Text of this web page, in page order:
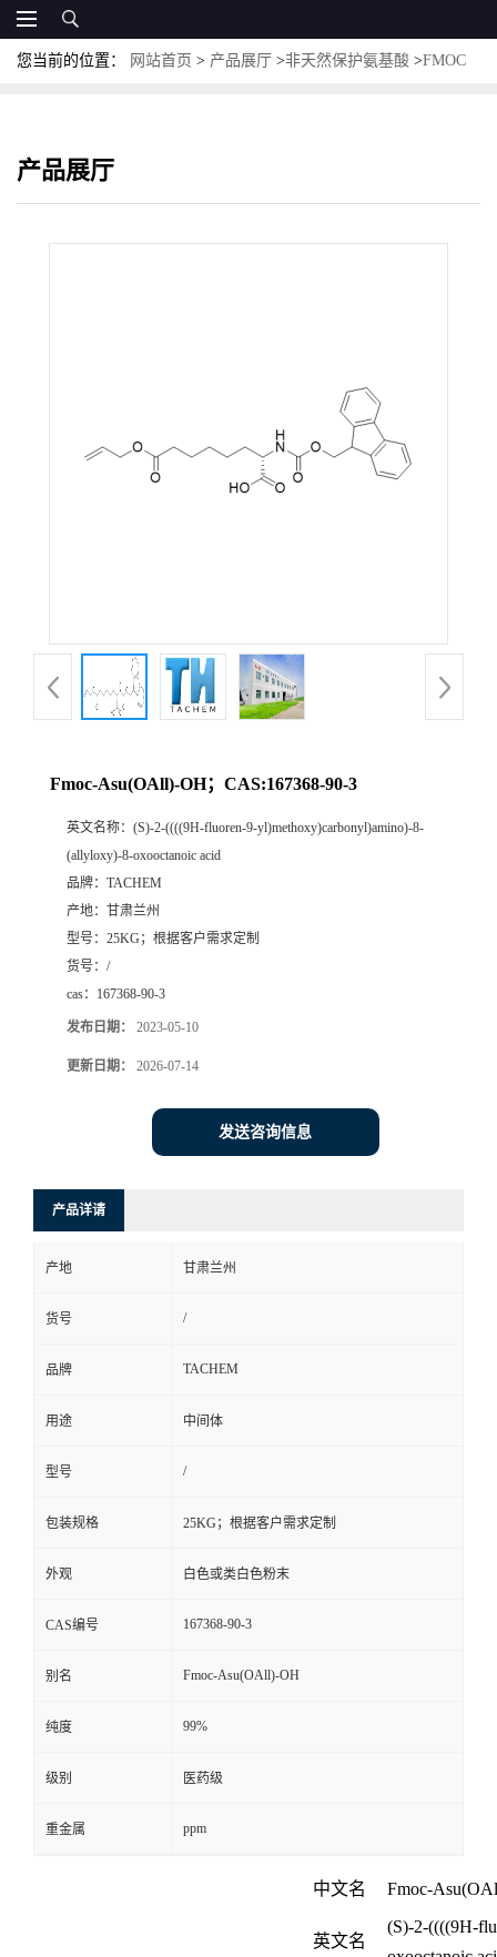
您当前的位置： 网站首页 > 产品展厅 >非天然保护氨基酸 >FMOC
产品展厅
Fmoc-Asu(OAll)-OH；CAS:167368-90-3
英文名称： (S)-2-((((9H-fluoren-9-yl)methoxy)carbonyl)amino)-8-
(allyloxy)-8-oxooctanoic acid
品牌： TACHEM
产地： 甘肃兰州
型号： 25KG；根据客户需求定制
货号： /
cas： 167368-90-3
发布日期： 2023-05-10
更新日期： 2026-07-14
发送咨询信息
产品详请
产地 甘肃兰州
货号 /
品牌 TACHEM
用途 中间体
型号 /
包装规格 25KG；根据客户需求定制
外观 白色或类白色粉末
CAS编号 167368-90-3
别名 Fmoc-Asu(OAll)-OH
纯度 99%
级别 医药级
重金属 ppm
中文名 Fmoc-
英文名
(S)-2-((((9H-